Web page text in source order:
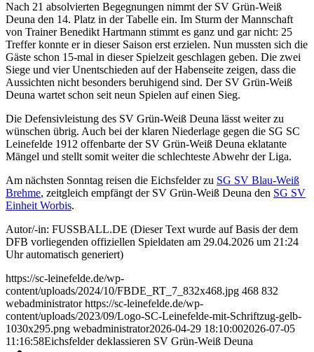
Nach 21 absolvierten Begegnungen nimmt der SV Grün-Weiß
Deuna den 14. Platz in der Tabelle ein. Im Sturm der Mannschaft
von Trainer Benedikt Hartmann stimmt es ganz und gar nicht: 25
Treffer konnte er in dieser Saison erst erzielen. Nun mussten sich die
Gäste schon 15-mal in dieser Spielzeit geschlagen geben. Die zwei
Siege und vier Unentschieden auf der Habenseite zeigen, dass die
Aussichten nicht besonders beruhigend sind. Der SV Grün-Weiß
Deuna wartet schon seit neun Spielen auf einen Sieg.
Die Defensivleistung des SV Grün-Weiß Deuna lässt weiter zu
wünschen übrig. Auch bei der klaren Niederlage gegen die SG SC
Leinefelde 1912 offenbarte der SV Grün-Weiß Deuna eklatante
Mängel und stellt somit weiter die schlechteste Abwehr der Liga.
Am nächsten Sonntag reisen die Eichsfelder zu SG SV Blau-Weiß
Brehme, zeitgleich empfängt der SV Grün-Weiß Deuna den SG SV
Einheit Worbis.
Autor/-in: FUSSBALL.DE (Dieser Text wurde auf Basis der dem
DFB vorliegenden offiziellen Spieldaten am 29.04.2026 um 21:24
Uhr automatisch generiert)
https://sc-leinefelde.de/wp-
content/uploads/2024/10/FBDE_RT_7_832x468.jpg 468 832
webadministrator https://sc-leinefelde.de/wp-
content/uploads/2023/09/Logo-SC-Leinefelde-mit-Schriftzug-gelb-
1030x295.png webadministrator2026-04-29 18:10:002026-07-05
11:16:58Eichsfelder deklassieren SV Grün-Weiß Deuna